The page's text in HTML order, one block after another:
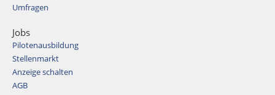
Umfragen
Jobs
Pilotenausbildung
Stellenmarkt
Anzeige schalten
AGB